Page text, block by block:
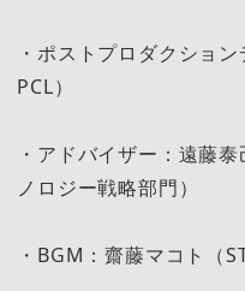
・ポストプロダクショ
PCL）
・アドバイザー：遠藤
ノロジー戦略部門）
・BGM：齋藤マコト（